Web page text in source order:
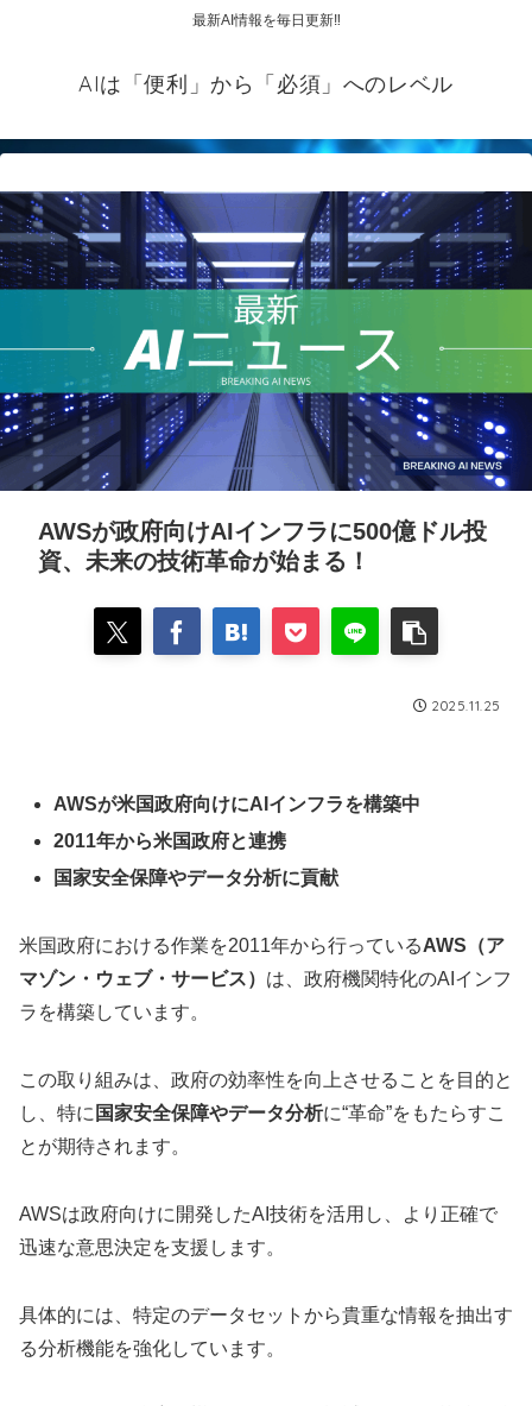
最新AI情報を毎日更新‼
AIは「便利」から「必須」へのレベル
AWSが政府向けAIインフラに500億ドル投
資、未来の技術革命が始まる！
2025.11.25
AWSが米国政府向けにAIインフラを構築中
2011年から米国政府と連携
国家安全保障やデータ分析に貢献
米国政府における作業を2011年から行っているAWS（ア
マゾン・ウェブ・サービス） は、政府機関特化のAIインフ
ラを構築しています。
この取り組みは、政府の効率性を向上させることを目的と
し、特に 国家安全保障やデータ分析に“革命”をもたらすこ
とが期待されます。
AWSは政府向けに開発したAI技術を活用し、より正確で
迅速な意思決定を支援します。
具体的には、特定のデータセットから貴重な情報を抽出す
る分析機能を強化しています。